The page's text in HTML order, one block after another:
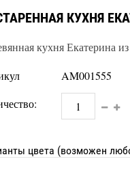
КУХНЯ
кухня Екатерина
AM001555
цвета (возможен